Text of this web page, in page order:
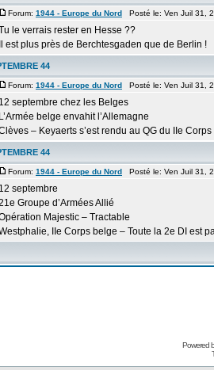
Forum: 1944 - Europe du Nord Posté le: Ven Juil 31,
le verrais rester en Hesse ??
Il est plus près de Berchtesgaden que de Berlin !
44
Forum: 1944 - Europe du Nord Posté le: Ven Juil 31,
12 septembre chez les Belges
L’Armée belge envahit l’Allemagne
– Keyaerts s’est rendu au QG du IIe
44
Forum: 1944 - Europe du Nord Posté le: Ven Juil 31,
12 septembre
Groupe d’Armées Allié
Majestic – Tractable
IIe Corps belge – Toute la 2e DI est
Powered